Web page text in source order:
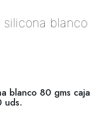
silicona blanco
blanco 80 gms caja
uds.